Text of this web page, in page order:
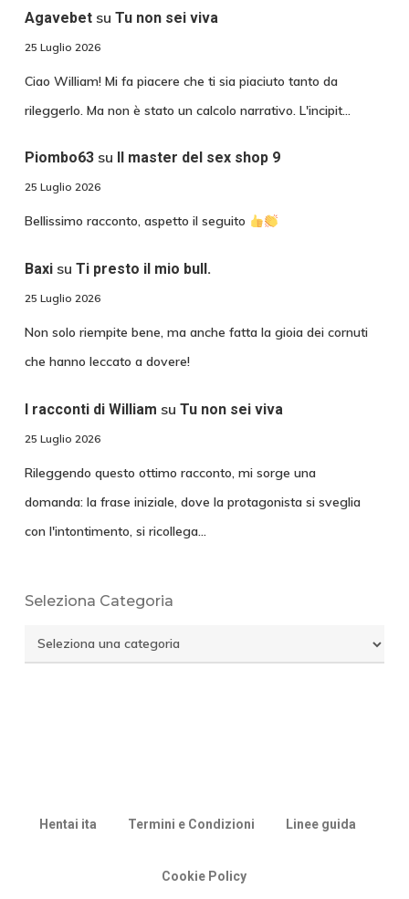
Agavebetsu Tu non sei viva
25 Luglio 2026
Ciao William! Mi fa piacere che ti sia piaciuto tanto da
rileggerlo. Ma non è stato un calcolo narrativo. L'incipit…
Piombo63su Il master del sex shop 9
25 Luglio 2026
Bellissimo racconto, aspetto il seguito
Baxisu Ti presto il mio bull.
25 Luglio 2026
Non solo riempite bene, ma anche fatta la gioia dei cornuti
che hanno leccato a dovere!
I racconti di William su Tu non sei viva
25 Luglio 2026
Rileggendo questo ottimo racconto, mi sorge una
domanda: la frase iniziale, dove la protagonista si sveglia
con l'intontimento, si ricollega…
Seleziona Categoria
Seleziona
Categoria
Hentai ita Termini e Condizioni Linee guida
Cookie Policy